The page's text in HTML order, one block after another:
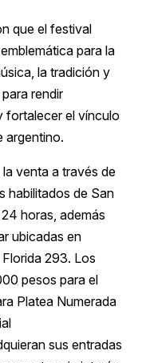
que el festival
para la
la tradición y
rendir
fortalecer el vínculo
argentino.
venta a través de
habilitados de San
horas, además
ubicadas en
293. Los
pesos para el
Platea Numerada
sus entradas